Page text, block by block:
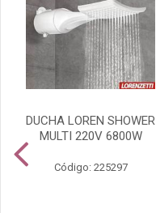
DUCHA LOREN SHOWER
MULTI 220V 6800W
Código: 225297